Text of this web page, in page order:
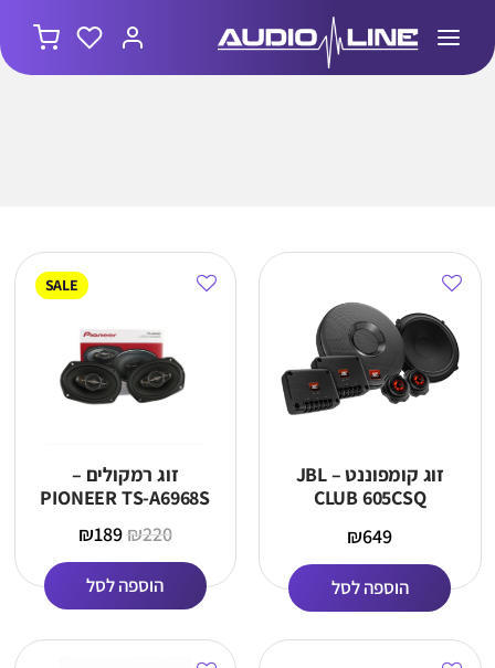
זוג קומפוננט – JBL
CLUB 605CSQ
₪649
הוספה לסל
SALE
זוג רמקולים –
PIONEER TS-A6968S
₪220
₪189
הוספה לסל